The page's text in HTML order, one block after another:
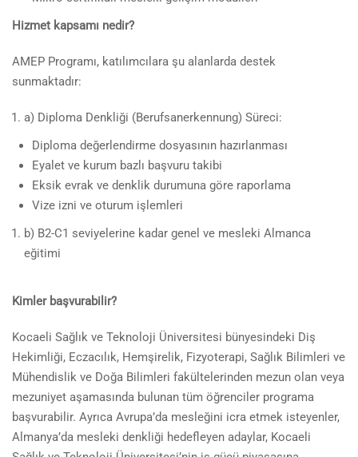
Hizmet kapsamı nedir?
AMEP Programı, katılımcılara şu alanlarda destek
sunmaktadır:
a) Diploma Denkliği (Berufsanerkennung) Süreci:
Diploma değerlendirme dosyasının hazırlanması
Eyalet ve kurum bazlı başvuru takibi
Eksik evrak ve denklik durumuna göre raporlama
Vize izni ve oturum işlemleri
b) B2-C1 seviyelerine kadar genel ve mesleki Almanca
eğitimi
Kimler başvurabilir?
Kocaeli Sağlık ve Teknoloji Üniversitesi bünyesindeki Diş
Hekimliği, Eczacılık, Hemşirelik, Fizyoterapi, Sağlık Bilimleri ve
Mühendislik ve Doğa Bilimleri fakültelerinden mezun olan veya
mezuniyet aşamasında bulunan tüm öğrenciler programa
başvurabilir. Ayrıca Avrupa’da mesleğini icra etmek isteyenler,
Almanya’da mesleki denkliği hedefleyen adaylar, Kocaeli